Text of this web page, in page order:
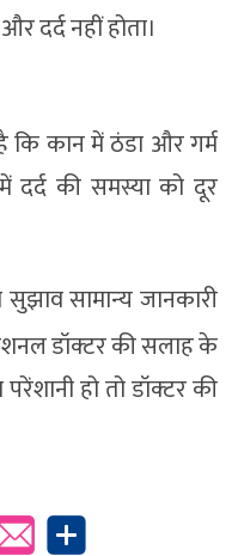
दर्द नहीं होता।
कान में ठंडा और गर्म
की समस्या को दूर
सामान्‍य जानकारी
डॉक्‍टर की सलाह के
हो तो डॉक्‍टर की